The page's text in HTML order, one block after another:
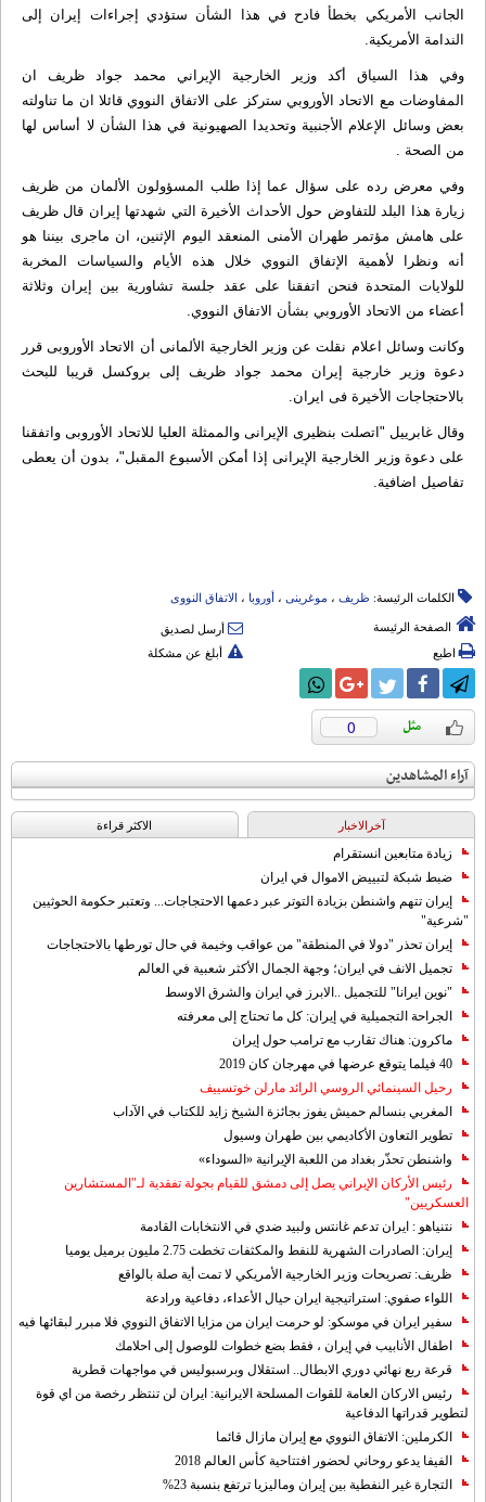
الجانب الأمریکي بخطأ فادح في هذا الشأن ستؤدي إجراءات إيران إلی
الندامة الأمریکیة.
وفي هذا السياق أکد وزیر الخارجیة الإيراني محمد جواد ظریف ان
المفاوضات مع الاتحاد الأوروبي سترکز علی الاتفاق النووي قائلا ان ما تناولته
بعض وسائل الإعلام الأجنبیة وتحدیدا الصهیونية في هذا الشأن لا أساس لها
من الصحة .
وفي معرض رده علی سؤال عما إذا طلب المسؤولون الألمان من ظریف
زیارة هذا البلد للتفاوض حول الأحداث الأخیرة التي شهدتها إيران قال ظریف
علی هامش مؤتمر طهران الأمنی المنعقد الیوم الإثنین، ان ماجری بیننا هو
أنه ونظرا لأهمیة الإتفاق النووي خلال هذه الأیام والسیاسات المخربة
للولایات المتحدة فنحن اتفقنا علی عقد جلسة تشاوریة بین إيران وثلاثة
أعضاء من الاتحاد الأوروبي بشأن الاتفاق النووي.
وكانت وسائل اعلام نقلت عن وزير الخارجية الألمانى أن الاتحاد الأوروبى قرر
دعوة وزير خارجية إيران محمد جواد ظريف إلى بروكسل قريبا للبحث
بالاحتجاجات الأخيرة فى ايران.
وقال غابرييل "اتصلت بنظيرى الإيرانى والممثلة العليا للاتحاد الأوروبى واتفقنا
على دعوة وزير الخارجية الإيرانى إذا أمكن الأسبوع المقبل"، بدون أن يعطى
تفاصيل اضافية.
الكلمات الرئيسة: ظریف ، موغرینی ، أوروبا ، الاتفاق النووی
الصفحة الرئيسة
أرسل لصديق
اطبع
أبلغ عن مشكلة
0
آراء المشاهدين
آخرالاخبار الاکثر قراءة
زيادة متابعين انستقرام
ضبط شبكة لتبييض الاموال في ايران
إيران تتهم واشنطن بزيادة التوتر عبر دعمها الاحتجاجات... وتعتبر حكومة الحوثيين
"شرعية"
إيران تحذر "دولا في المنطقة" من عواقب وخيمة في حال تورطها بالاحتجاجات
تجميل الانف في ايران؛ وجهة الجمال الأكثر شعبية في العالم
"نوين ايرانا" للتجميل ..الابرز في ايران والشرق الاوسط
الجراحة التجميلية في إيران: كل ما تحتاج إلى معرفته
ماكرون: هناك تقارب مع ترامب حول إيران
40 فيلما يتوقع عرضها في مهرجان كان 2019
رحيل السينمائي الروسي الرائد مارلن خوتسييف
المغربي بنسالم حميش يفوز بجائزة الشيخ زايد للكتاب في الآداب
تطوير التعاون الأكاديمي بين طهران وسيول
واشنطن تحذّر بغداد من اللعبة الإيرانية «السوداء»
رئيس الأركان الإيراني يصل إلى دمشق للقيام بجولة تفقدية لـ"المستشارين
العسكريين"
نتنياهو : ايران تدعم غانتس ولبيد ضدي في الانتخابات القادمة
إيران: الصادرات الشهریة للنفط والمكثفات تخطت 2.75 مليون برميل يوميا
ظريف: تصريحات وزير الخارجية الأمريكي لا تمت أية صلة بالواقع
اللواء صفوي: استراتيجية ايران حيال الأعداء، دفاعية ورادعة
سفير ايران في موسكو: لو حرمت ايران من مزايا الاتفاق النووي فلا مبرر لبقائها فيه
اطفال الأنابيب في إيران ، فقط بضع خطوات للوصول إلى احلامك
قرعة ربع نهائي دوري الابطال.. استقلال وبرسبوليس في مواجهات قطرية
رئيس الاركان العامة للقوات المسلحة الايرانية: ايران لن تنتظر رخصة من اي قوة
لتطوير قدراتها الدفاعية
الكرملين: الاتفاق النووي مع إيران مازال قائما
الفيفا يدعو روحاني لحضور افتتاحية كأس العالم 2018
التجارة غیر النفطیة بین إیران ومالیزیا ترتفع بنسبة 23%